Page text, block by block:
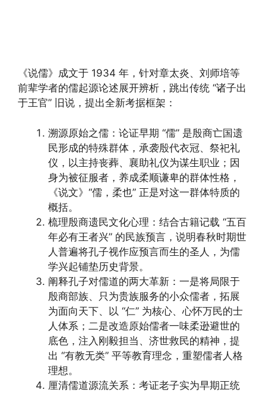
《说儒》成文于 1934 年，针对章太炎、刘师培等
前辈学者的儒起源论述展开辨析，跳出传统 “诸子出
于王官” 旧说，提出全新考据框架：
溯源原始之儒：论证早期 “儒” 是殷商亡国遗
民形成的特殊群体，承袭殷代衣冠、祭祀礼
仪，以主持丧葬、襄助礼仪为谋生职业；因
身为被征服者，养成柔顺谦卑的群体性格，
《说文》“儒，柔也” 正是对这一群体特质的
概括。
梳理殷商遗民文化心理：结合古籍记载 “五百
年必有王者兴” 的民族预言，说明春秋时期世
人普遍将孔子视作应预言而生的圣人，为儒
学兴起铺垫历史背景。
阐释孔子对儒道的两大革新：一是将局限于
殷商部族、只为贵族服务的小众儒者，拓展
为面向天下、以 “仁” 为核心、心怀万民的士
人体系；二是改造原始儒者一味柔逊避世的
底色，注入刚毅担当、济世救民的精神，提
出 “有教无类” 平等教育理念，重塑儒者人格
理想。
厘清儒道源流关系：考证老子实为早期正统